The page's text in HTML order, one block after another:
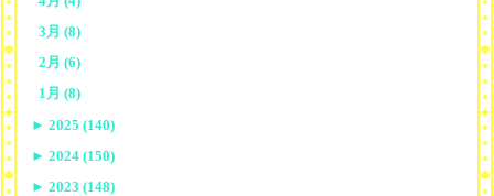
3月 (8)
2月 (6)
1月 (8)
► 2025 (140)
► 2024 (150)
► 2023 (148)